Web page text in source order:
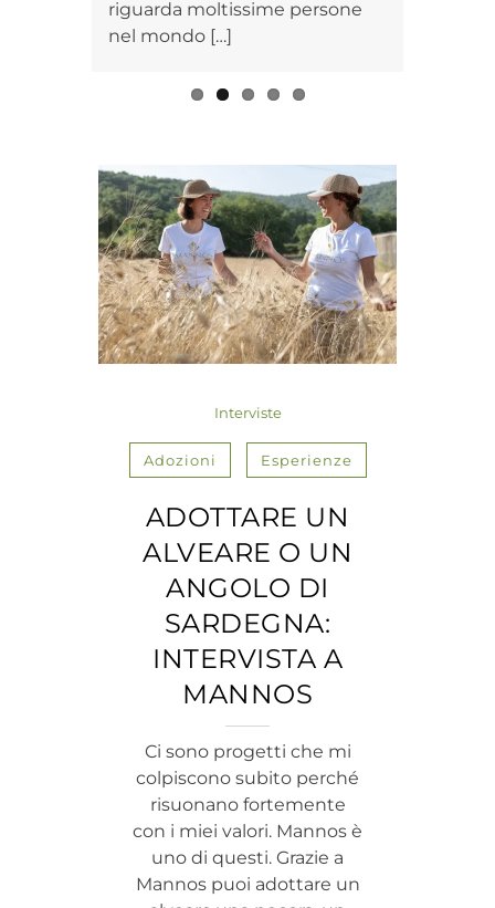
riguarda moltissime persone
nel mondo […]
Interviste
Adozioni Esperienze
ADOTTARE UN
ALVEARE O UN
ANGOLO DI
SARDEGNA:
INTERVISTA A
MANNOS
Ci sono progetti che mi
colpiscono subito perché
risuonano fortemente
con i miei valori. Mannos è
uno di questi. Grazie a
Mannos puoi adottare un